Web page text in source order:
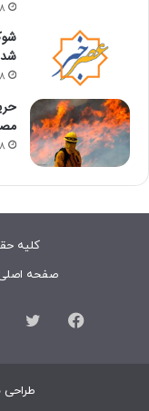
شد
کلیه
صفحه
فیسبوک